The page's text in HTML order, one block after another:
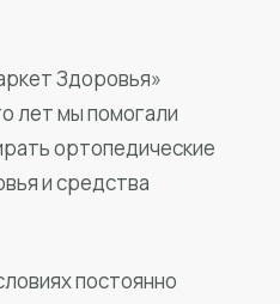
Здоровья»
лет мы помогали
ортопедические
и средства
постоянно